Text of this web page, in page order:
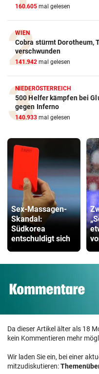
160.605 mal gelesen
WIEN
Cobra stürmt Dorotheum,
verschwunden
141.942 mal gelesen
NIEDERÖSTERREICH
500 Helfer kämpfen bei
gegen Inferno
140.933 mal gelesen
Sex-Massagen-
Skandal:
Südkorea
entschuldigt sich
Da dieser Artikel älter als 18
kein Kommentieren mehr
Wir laden Sie ein, bei einer
mitzudiskutieren: